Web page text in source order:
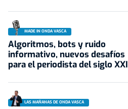
MADE IN ONDA VASCA
Algoritmos, bots y ruido
informativo, nuevos desafíos
para el periodista del siglo XXI
LAS MAÑANAS DE ONDA VASCA